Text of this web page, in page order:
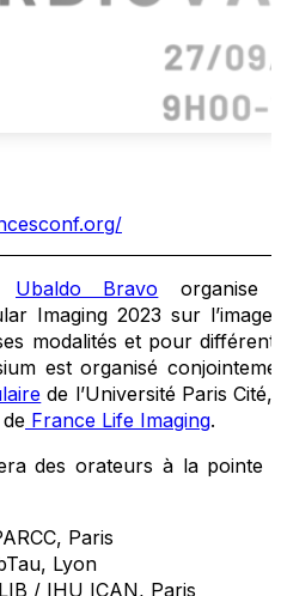
Ubaldo Bravo organise
Imaging 2023 sur
modalités et pour
est organisé
de l’Université Paris Cité,
France Life Imaging.
des orateurs à la pointe
Paris
Lyon
/ IHU ICAN, Paris